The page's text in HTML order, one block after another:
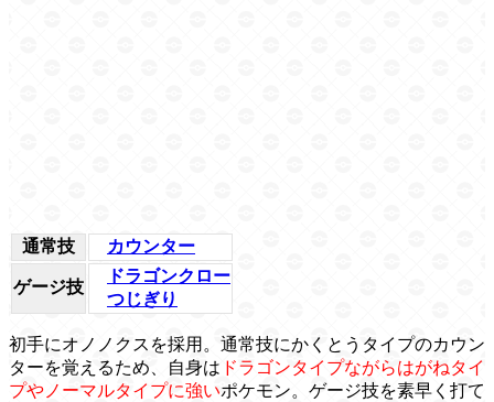
通常技 カウンター
ゲージ技
ドラゴンクロー
つじぎり
初手にオノノクスを採用。通常技にかくとうタイプのカウン
ターを覚えるため、自身は ドラゴンタイプながらはがねタイ
プやノーマルタイプに強いポケモン。ゲージ技を素早く打て